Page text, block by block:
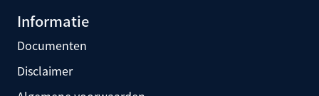
Informatie
Documenten
Disclaimer